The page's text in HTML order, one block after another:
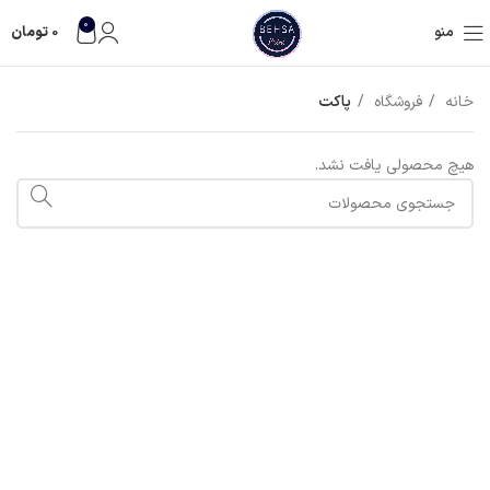
منو 0
0 تومان
خانه فروشگاه پاکت
هیچ محصولی یافت نشد.